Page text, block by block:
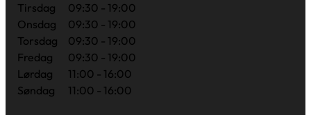
Tirsdag
09:30 - 19:00
Onsdag
09:30 - 19:00
Torsdag
09:30 - 19:00
Fredag
09:30 - 19:00
Lørdag
11:00 - 16:00
Søndag
11:00 - 16:00